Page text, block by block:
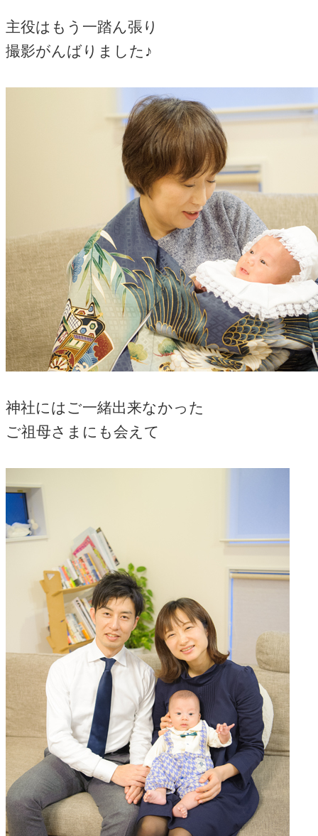
主役はもう一踏ん張り
撮影がんばりました♪
神社にはご一緒出来なかった
ご祖母さまにも会えて